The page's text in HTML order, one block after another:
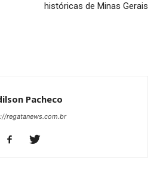
históricas de Minas Gerais
Pacheco
regatanews.com.br